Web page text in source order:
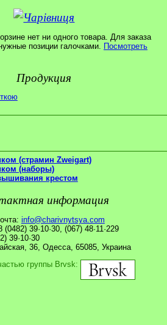
нет ни одного товара. Для заказа
позиции галочками. Посмотреть
Продукция
(страмин Zweigart)
(наборы)
крестом
информация
info@charivnytsya.com
39·10·30, (067) 48·11·229
39·10·30
36, Одесса, 65085, Украина
группы Brvsk: